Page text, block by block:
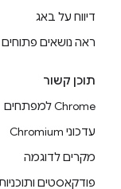
דיווח על באג
ראה נושאים פתוחים
תוכן קשור
Chrome למפתחים
עדכוני Chromium
מקרים לדוגמה
פודקאסטים